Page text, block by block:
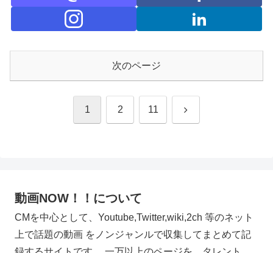
次のページ
1 2 11 次
動画NOW！！について
CMを中心として、Youtube,Twitter,wiki,2ch 等のネット
上で話題の動画 をノンジャンルで収集してまとめて記